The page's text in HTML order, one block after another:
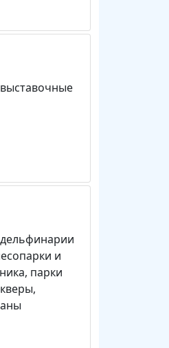
выставочные
дельфинарии
и
, парки
,